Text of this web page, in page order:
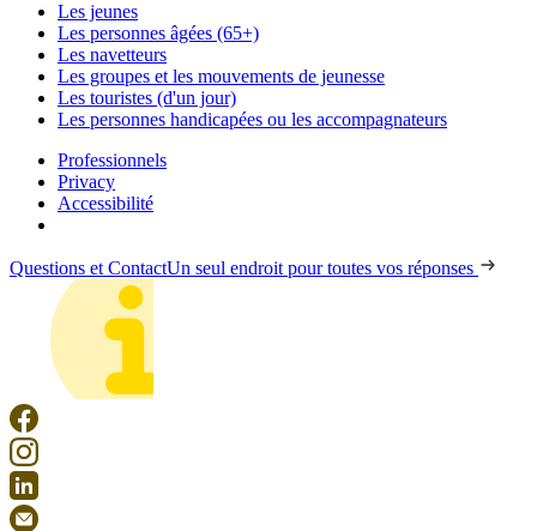
Les jeunes
Les personnes âgées (65+)
Les navetteurs
Les groupes et les mouvements de jeunesse
Les touristes (d'un jour)
Les personnes handicapées ou les accompagnateurs
Professionnels
Privacy
Accessibilité
Questions et ContactUn seul endroit pour toutes vos réponses